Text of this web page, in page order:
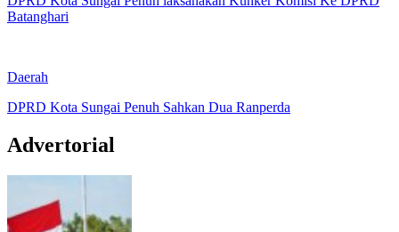
Batanghari
Daerah
DPRD Kota Sungai Penuh Sahkan Dua Ranperda
Advertorial